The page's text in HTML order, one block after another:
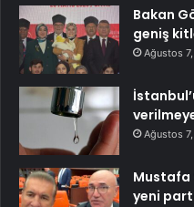
Bakan
geniş
Ağustos
Ağustos
Mustafa
yeni